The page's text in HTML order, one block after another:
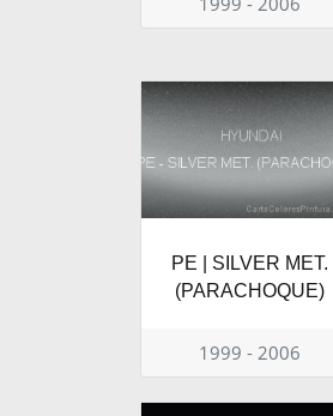
PE | SILVER MET.
(PARACHOQUE)
1999 - 2006